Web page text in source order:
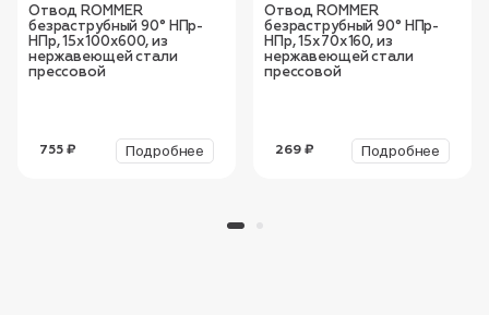
Отвод ROMMER
безраструбный 90° НПр-
НПр, 15х100х600, из
нержавеющей стали
прессовой
755 ₽ Подробнее
Отвод ROMMER
безраструбный 90° НПр-
НПр, 15х70х160, из
нержавеющей стали
прессовой
269 ₽ Подробнее